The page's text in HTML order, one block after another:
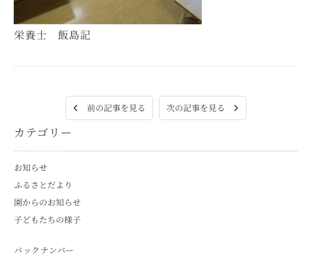
カテゴリー
お知らせ
ふるさとだより
園からのお知らせ
子どもたちの様子
バックナンバー
栄養士 飯島記
前の記事を見る 次の記事を見る